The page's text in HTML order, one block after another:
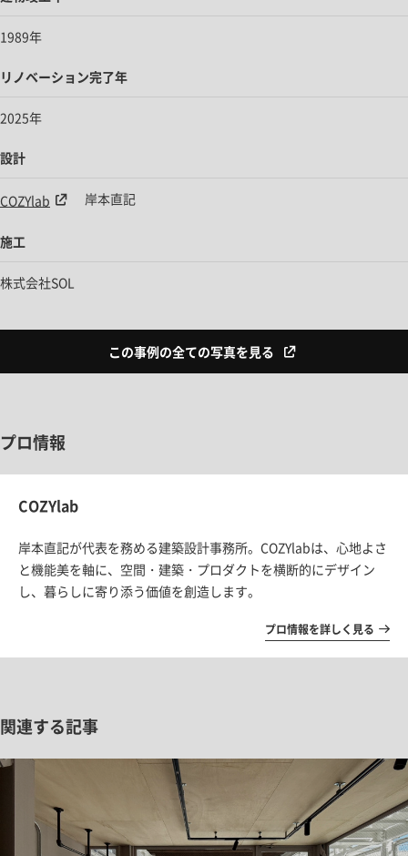
1989年
リノベーション完了年
2025年
設計
COZYlab 岸本直記
施工
株式会社SOL
この事例の全ての写真を見る
プロ情報
COZYlab
岸本直記が代表を務める建築設計事務所。COZYlabは、心地よさ
と機能美を軸に、空間・建築・プロダクトを横断的にデザイン
し、暮らしに寄り添う価値を創造します。
プロ情報を詳しく見る
関連する記事